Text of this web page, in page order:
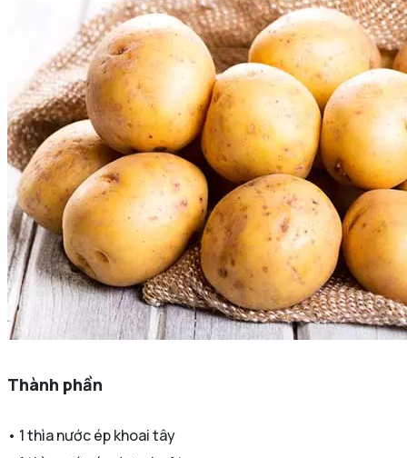
Thành phần
• 1 thìa nước ép khoai tây